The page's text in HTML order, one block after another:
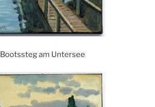
Bootssteg am Untersee